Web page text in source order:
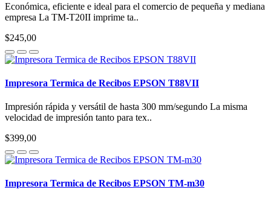
Económica, eficiente e ideal para el comercio de pequeña y mediana
empresa La TM-T20II imprime ta..
$245,00
Impresora Termica de Recibos EPSON T88VII
Impresión rápida y versátil de hasta 300 mm/segundo La misma
velocidad de impresión tanto para tex..
$399,00
Impresora Termica de Recibos EPSON TM-m30